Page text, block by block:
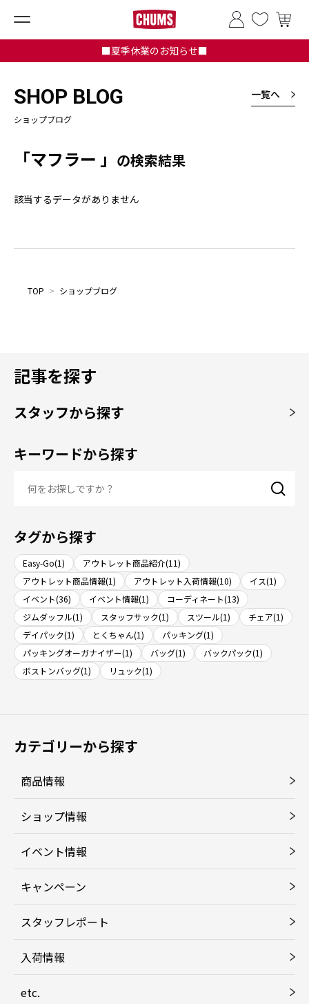
■夏季休業のお知らせ■
SHOP BLOG
ショップブログ
一覧へ
「マフラー 」 の検索結果
該当するデータがありません
TOP > ショップブログ
記事を探す
スタッフから探す
キーワードから探す
タグから探す
Easy-Go(1)
アウトレット商品紹介(11)
アウトレット商品情報(1)
アウトレット入荷情報(10)
イス(1)
イベント(36)
イベント情報(1)
コーディネート(13)
ジムダッフル(1)
スタッフサック(1) スツール(1)
チェア(1)
デイパック(1)
とくちゃん(1)
パッキング(1)
パッキングオーガナイザー(1)
バッグ(1)
バックパック(1)
ボストンバッグ(1)
リュック(1)
カテゴリーから探す
商品情報
ショップ情報
イベント情報
キャンペーン
スタッフレポート
入荷情報
etc.